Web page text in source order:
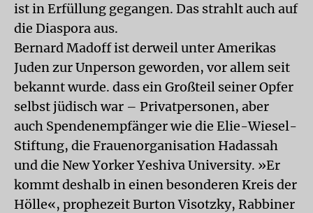
ist in Erfüllung gegangen. Das strahlt auch auf
die Diaspora aus.
Bernard Madoff ist derweil unter Amerikas
Juden zur Unperson geworden, vor allem seit
bekannt wurde. dass ein Großteil seiner Opfer
selbst jüdisch war – Privatpersonen, aber
auch Spendenempfänger wie die Elie-Wiesel-
Stiftung, die Frauenorganisation Hadassah
und die New Yorker Yeshiva University. »Er
kommt deshalb in einen besonderen Kreis der
Hölle«, prophezeit Burton Visotzky, Rabbiner